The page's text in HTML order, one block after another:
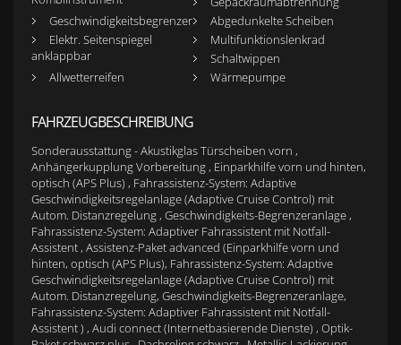
Geschwindigkeitsbegrenzer
Abgedunkelte Scheiben
Elektr. Seitenspiegel
anklappbar
Multifunktionslenkrad
Schaltwippen
Allwetterreifen
Wärmepumpe
FAHRZEUGBESCHREIBUNG
Sonderausstattung - Akustikglas Türscheiben vorn ,
Anhängerkupplung Vorbereitung , Einparkhilfe vorn und hinten,
optisch (APS Plus) , Fahrassistenz-System: Adaptive
Geschwindigkeitsregelanlage (Adaptive Cruise Control) mit
Autom. Distanzregelung , Geschwindigkeits-Begrenzeranlage ,
Fahrassistenz-System: Adaptiver Fahrassistent mit Notfall-
Assistent , Assistenz-Paket advanced (Einparkhilfe vorn und
hinten, optisch (APS Plus), Fahrassistenz-System: Adaptive
Geschwindigkeitsregelanlage (Adaptive Cruise Control) mit
Autom. Distanzregelung, Geschwindigkeits-Begrenzeranlage,
Fahrassistenz-System: Adaptiver Fahrassistent mit Notfall-
Assistent ) , Audi connect (Internetbasierende Dienste) , Optik-